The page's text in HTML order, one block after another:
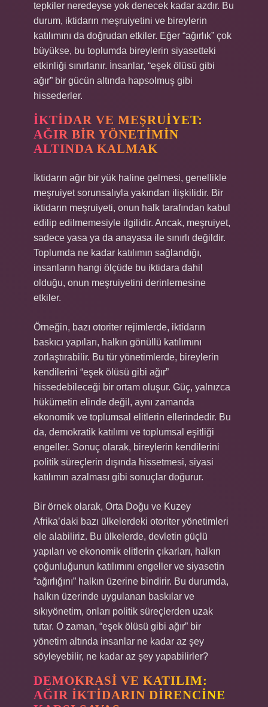
tepkiler neredeyse yok denecek kadar azdır. Bu
durum, iktidarın meşruiyetini ve bireylerin
katılımını da doğrudan etkiler. Eğer “ağırlık” çok
büyükse, bu toplumda bireylerin siyasetteki
etkinliği sınırlanır. İnsanlar, “eşek ölüsü gibi
ağır” bir gücün altında hapsolmuş gibi
hissederler.
İKTIDAR VE MEŞRUIYET:
AĞIR BIR YÖNETIMIN
ALTINDA KALMAK
İktidarın ağır bir yük haline gelmesi, genellikle
meşruiyet sorunsalıyla yakından ilişkilidir. Bir
iktidarın meşruiyeti, onun halk tarafından kabul
edilip edilmemesiyle ilgilidir. Ancak, meşruiyet,
sadece yasa ya da anayasa ile sınırlı değildir.
Toplumda ne kadar katılımın sağlandığı,
insanların hangi ölçüde bu iktidara dahil
olduğu, onun meşruiyetini derinlemesine
etkiler.
Örneğin, bazı otoriter rejimlerde, iktidarın
baskıcı yapıları, halkın gönüllü katılımını
zorlaştırabilir. Bu tür yönetimlerde, bireylerin
kendilerini “eşek ölüsü gibi ağır”
hissedebileceği bir ortam oluşur. Güç, yalnızca
hükümetin elinde değil, aynı zamanda
ekonomik ve toplumsal elitlerin ellerindedir. Bu
da, demokratik katılımı ve toplumsal eşitliği
engeller. Sonuç olarak, bireylerin kendilerini
politik süreçlerin dışında hissetmesi, siyasi
katılımın azalması gibi sonuçlar doğurur.
Bir örnek olarak, Orta Doğu ve Kuzey
Afrika’daki bazı ülkelerdeki otoriter yönetimleri
ele alabiliriz. Bu ülkelerde, devletin güçlü
yapıları ve ekonomik elitlerin çıkarları, halkın
çoğunluğunun katılımını engeller ve siyasetin
“ağırlığını” halkın üzerine bindirir. Bu durumda,
halkın üzerinde uygulanan baskılar ve
sıkıyönetim, onları politik süreçlerden uzak
tutar. O zaman, “eşek ölüsü gibi ağır” bir
yönetim altında insanlar ne kadar az şey
söyleyebilir, ne kadar az şey yapabilirler?
DEMOKRASI VE KATILIM:
AĞIR İKTIDARIN DIRENCINE